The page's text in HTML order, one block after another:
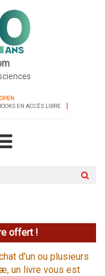
EN ACCÈS LIBRE
offert !
d'un ou plusieurs
un livre vous est